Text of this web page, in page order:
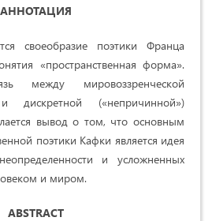
АННОТАЦИЯ
своеобразие поэтики Франца
«пространственная форма».
между мировоззренческой
дискретной («непричинной»)
вывод о том, что основным
поэтики Кафки является идея
и усложненных
и миром.
ABSTRACT